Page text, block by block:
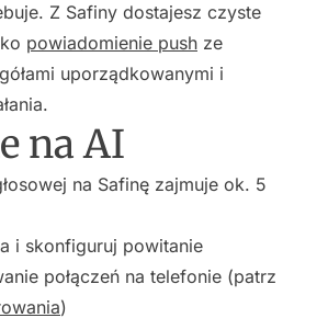
Z Safiny dostajesz czyste
powiadomienie push ze
uporządkowanymi i
na AI
na Safinę zajmuje ok. 5
i skonfiguruj powitanie
połączeń na telefonie (patrz
)